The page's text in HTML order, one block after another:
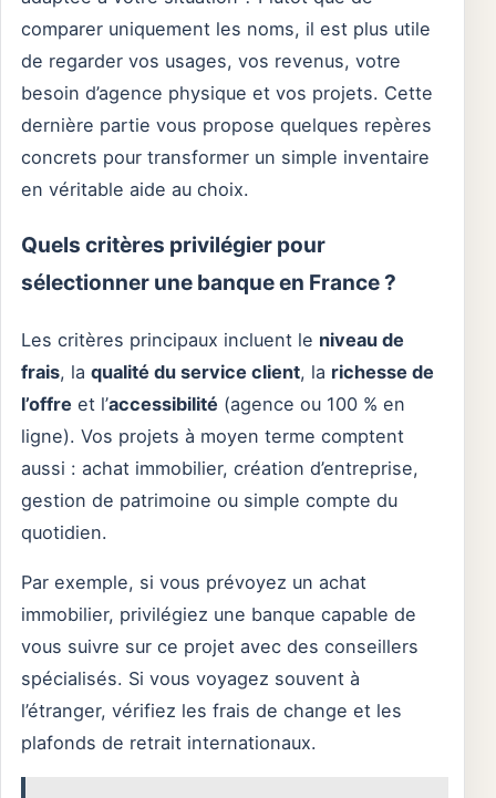
comparer uniquement les noms, il est plus utile
de regarder vos usages, vos revenus, votre
besoin d’agence physique et vos projets. Cette
dernière partie vous propose quelques repères
concrets pour transformer un simple inventaire
en véritable aide au choix.
Quels critères privilégier pour
sélectionner une banque en France ?
Les critères principaux incluent le niveau de
frais, la qualité du service client, la richesse de
l’offre et l’accessibilité (agence ou 100 % en
ligne). Vos projets à moyen terme comptent
aussi : achat immobilier, création d’entreprise,
gestion de patrimoine ou simple compte du
quotidien.
Par exemple, si vous prévoyez un achat
immobilier, privilégiez une banque capable de
vous suivre sur ce projet avec des conseillers
spécialisés. Si vous voyagez souvent à
l’étranger, vérifiez les frais de change et les
plafonds de retrait internationaux.